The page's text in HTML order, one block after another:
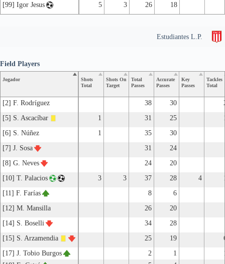
[99] Igor Jesus 5 3 26 18
Estudiantes L.P.
Jogador
Shots
Total
Shots On
Target
Total
Passes
Accurate
Passes
Key
Passes
Tackles
Total
[2] F. Rodríguez 38 30
[5] S. Ascacíbar
1 31 25
[6] S. Núñez
1 35
30
[7] J. Sosa
31
24
[8] G. Neves
24
20
[10] T. Palacios
3 3 37 28 4
[11] F. Farías
8
6
[12] M. Mansilla
26
20
[14] S. Boselli
34
28
[15] S. Arzamendia
25 19
[17] J. Tobio Burgos
2 1
Field Players